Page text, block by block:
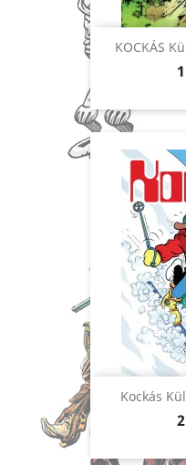
KOCKÁS
Kockás